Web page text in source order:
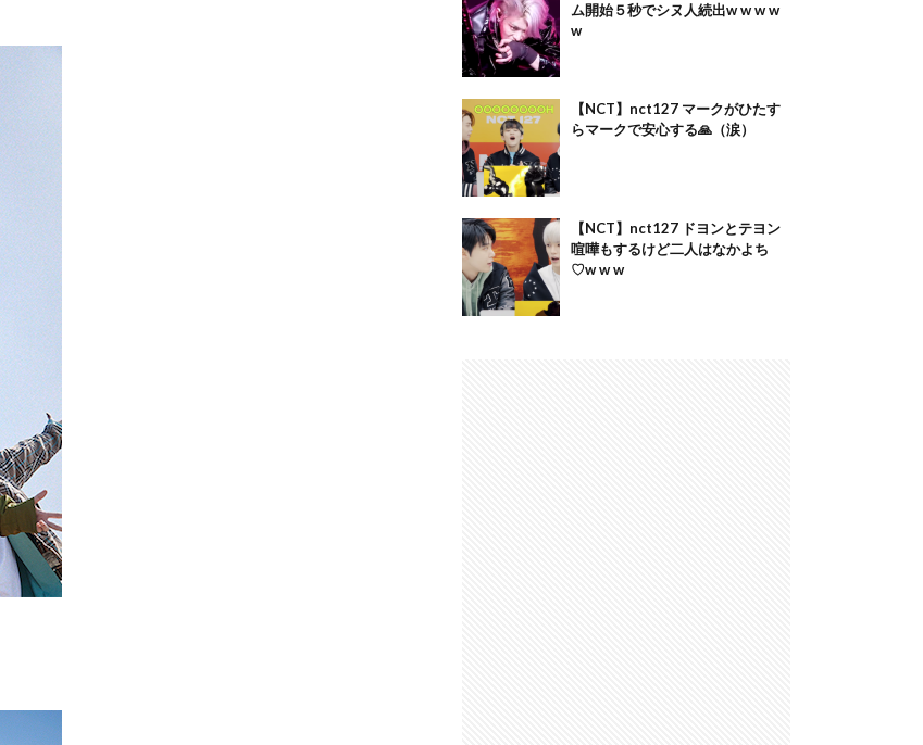
ム開始５秒でシヌ人続出w w w w
w
【NCT】nct127 マークがひたす
らマークで安心する🙏（涙）
【NCT】nct127 ドヨンとテヨン
喧嘩もするけど二人はなかよち
♡w w w